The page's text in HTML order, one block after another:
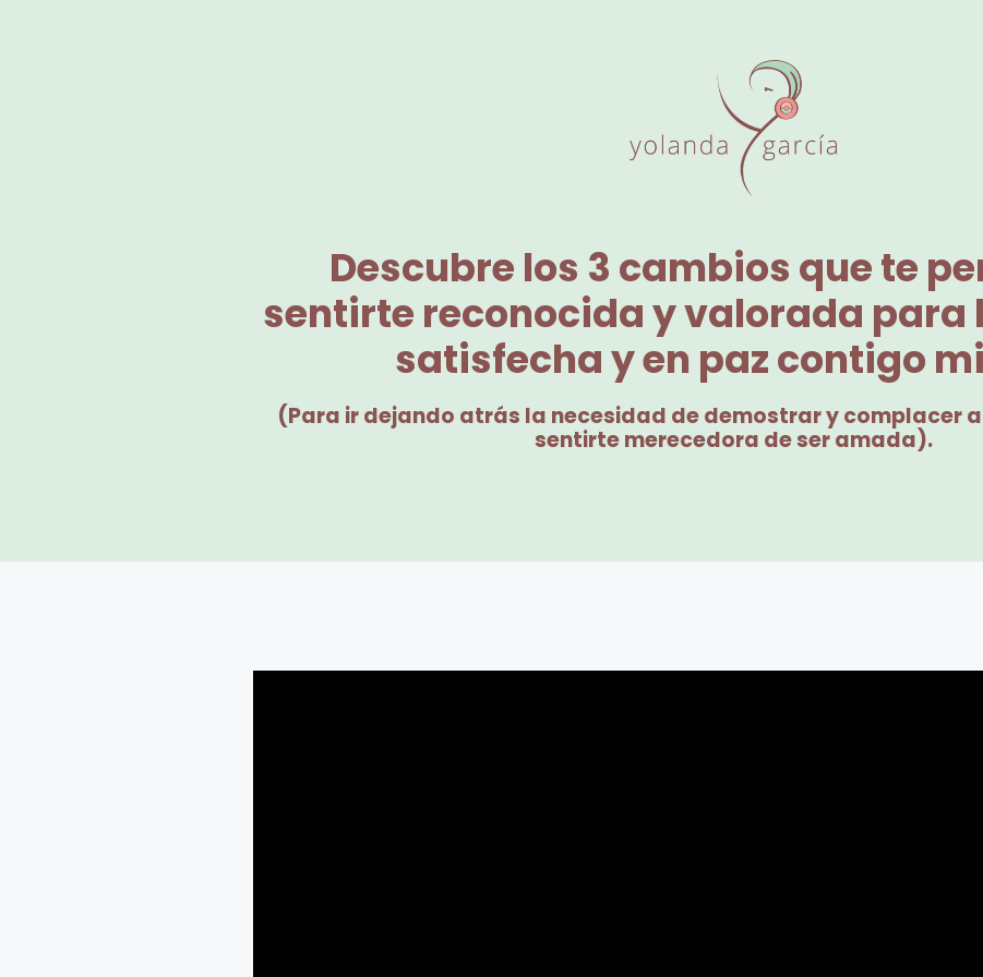
Descubre los 3 cambios que te
sentirte reconocida y valorada para
satisfecha y en paz contigo
(Para ir dejando atrás la necesidad de demostrar y complacer
sentirte merecedora de ser amada).